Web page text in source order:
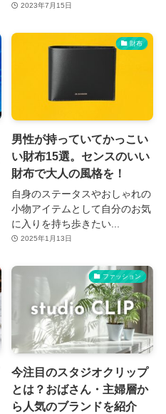
2023年7月15日
財布
男性が持っていてかっこい
い財布15選。センスのいい
財布で大人の風格を！
自身のステータスやおしゃれの
小物アイテムとして自分のお気
に入りを持ち歩きたい...
2025年1月13日
ファッション
今注目のスタジオクリップ
とは？おばさん・主婦層か
ら人気のブランドを紹介